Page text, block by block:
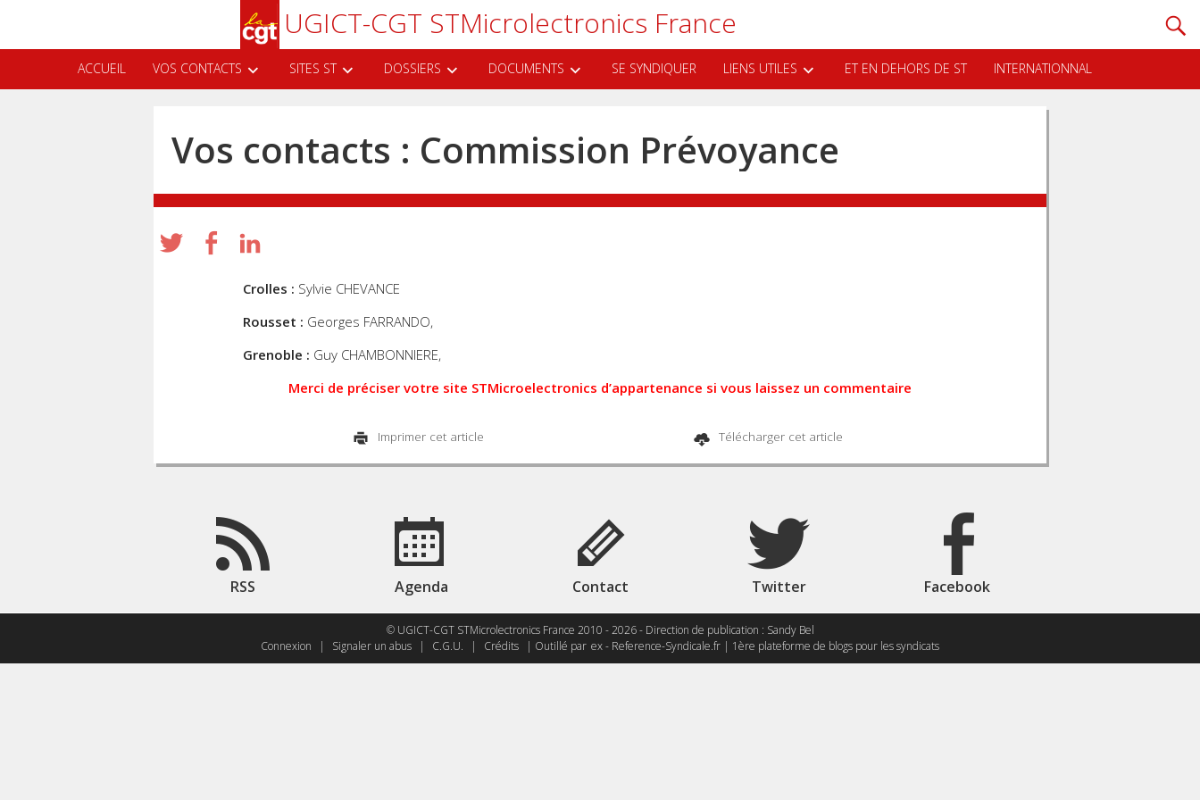
contenu
UGICT-CGT STMicrolectronics France
ACCUEIL VOS CONTACTS SITES ST DOSSIERS DOCUMENTS SE SYNDIQUER LIENS UTILES ET EN DEHORS DE ST INTERNATIONNAL
Vos contacts : Commission Prévoyance
Crolles : Sylvie CHEVANCE
Rousset : Georges FARRANDO,
Grenoble : Guy CHAMBONNIERE,
Merci de préciser votre site STMicroelectronics d’appartenance si vous laissez un commentaire
Imprimer cet article Télécharger cet article
RSS Agenda Contact Twitter Facebook
© UGICT-CGT STMicrolectronics France 2010 - 2026 - Direction de publication : Sandy Bel
Connexion
| Signaler un abus | C.G.U. | Crédits | Outillé par ex - Reference-Syndicale.fr | 1ère plateforme de blogs pour les syndicats